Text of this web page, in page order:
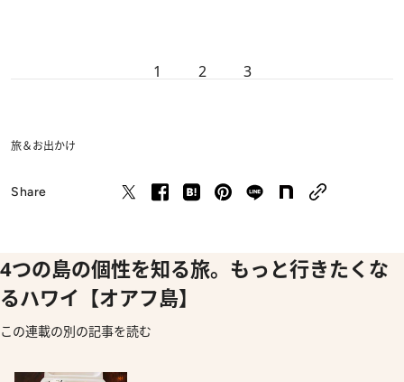
1 2 3
旅＆お出かけ
Share
4つの島の個性を知る旅。もっと行きたくな
るハワイ【オアフ島】
この連載の別の記事を読む